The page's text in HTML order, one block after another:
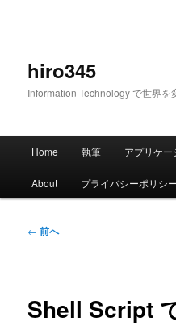
hiro345
Information Technology で世界を
メ
Home 執筆 アプリケー
About プライバシーポリシー
投
ー
← 前へ
Shell Script